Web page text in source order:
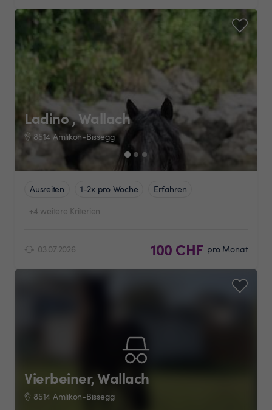
Ladino , Wallach
8514 Amlikon-Bissegg
Ausreiten 1-2x pro Woche
Erfahren
+4 weitere Kriterien
03.07.2026 100 CHF pro Monat
Vierbeiner, Wallach
8514 Amlikon-Bissegg